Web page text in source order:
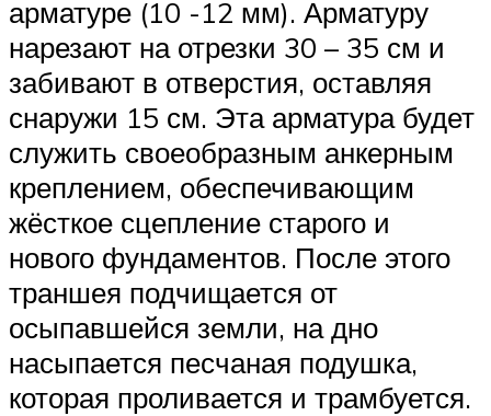
арматуре (10 -12 мм). Арматуру
нарезают на отрезки 30 – 35 см и
забивают в отверстия, оставляя
снаружи 15 см. Эта арматура будет
служить своеобразным анкерным
креплением, обеспечивающим
жёсткое сцепление старого и
нового фундаментов. После этого
траншея подчищается от
осыпавшейся земли, на дно
насыпается песчаная подушка,
которая проливается и трамбуется.